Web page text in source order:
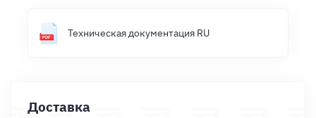
Техническая документация RU
Доставка